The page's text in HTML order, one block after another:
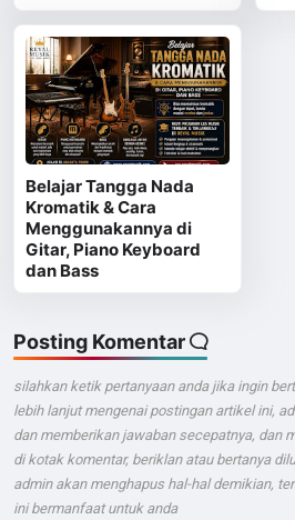
Belajar Tangga Nada
Kromatik & Cara
Menggunakannya di
Gitar, Piano Keyboard
dan Bass
Posting Komentar
silahkan ketik pertanyaan anda jika ingin
lebih lanjut mengenai postingan artikel ini,
dan memberikan jawaban secepatnya, dan
di kotak komentar, beriklan atau bertanya
admin akan menghapus hal-hal demikian,
ini bermanfaat untuk anda